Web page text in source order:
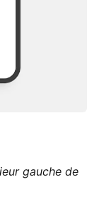
gauche de